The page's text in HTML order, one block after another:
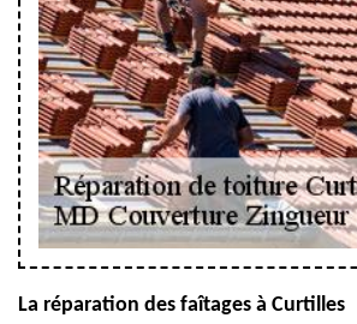
La réparation des faîtages à Curtilles